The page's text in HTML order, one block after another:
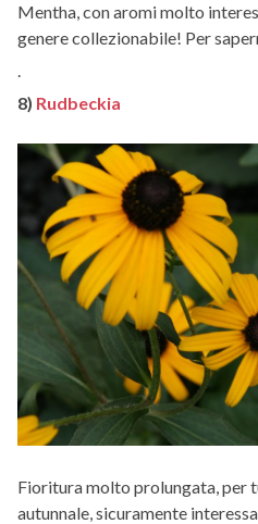
Mentha, con aromi molto
genere collezionabile! Per
.
8) Rudbeckia
Fioritura molto prolungata, per
autunnale, sicuramente